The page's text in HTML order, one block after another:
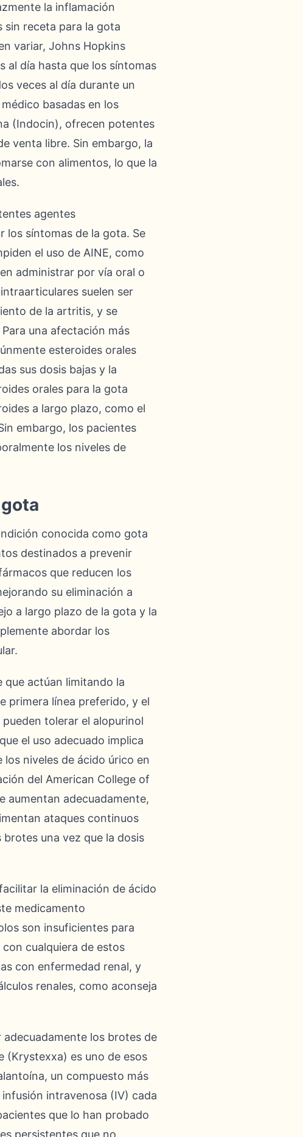
la inflamación
sin receta para la gota
variar, Johns Hopkins
al día hasta que los síntomas
veces al día durante un
basadas en los
(Indocin), ofrecen potentes
venta libre. Sin embargo, la
con alimentos, lo que la
agentes
los síntomas de la gota. Se
el uso de AINE, como
administrar por vía oral o
suelen ser
de la artritis, y se
una afectación más
esteroides orales
sus dosis bajas y la
orales para la gota
a largo plazo, como el
embargo, los pacientes
los niveles de
conocida como gota
destinados a prevenir
que reducen los
su eliminación a
a largo plazo de la gota y la
abordar los
actúan limitando la
primera línea preferido, y el
tolerar el alopurinol
el uso adecuado implica
niveles de ácido úrico en
del American College of
aumentan adecuadamente,
ataques continuos
una vez que la dosis
la eliminación de ácido
medicamento
son insuficientes para
cualquiera de estos
con enfermedad renal, y
renales, como aconseja
los brotes de
(Krystexxa) es uno de esos
un compuesto más
intravenosa (IV) cada
que lo han probado
persistentes que no